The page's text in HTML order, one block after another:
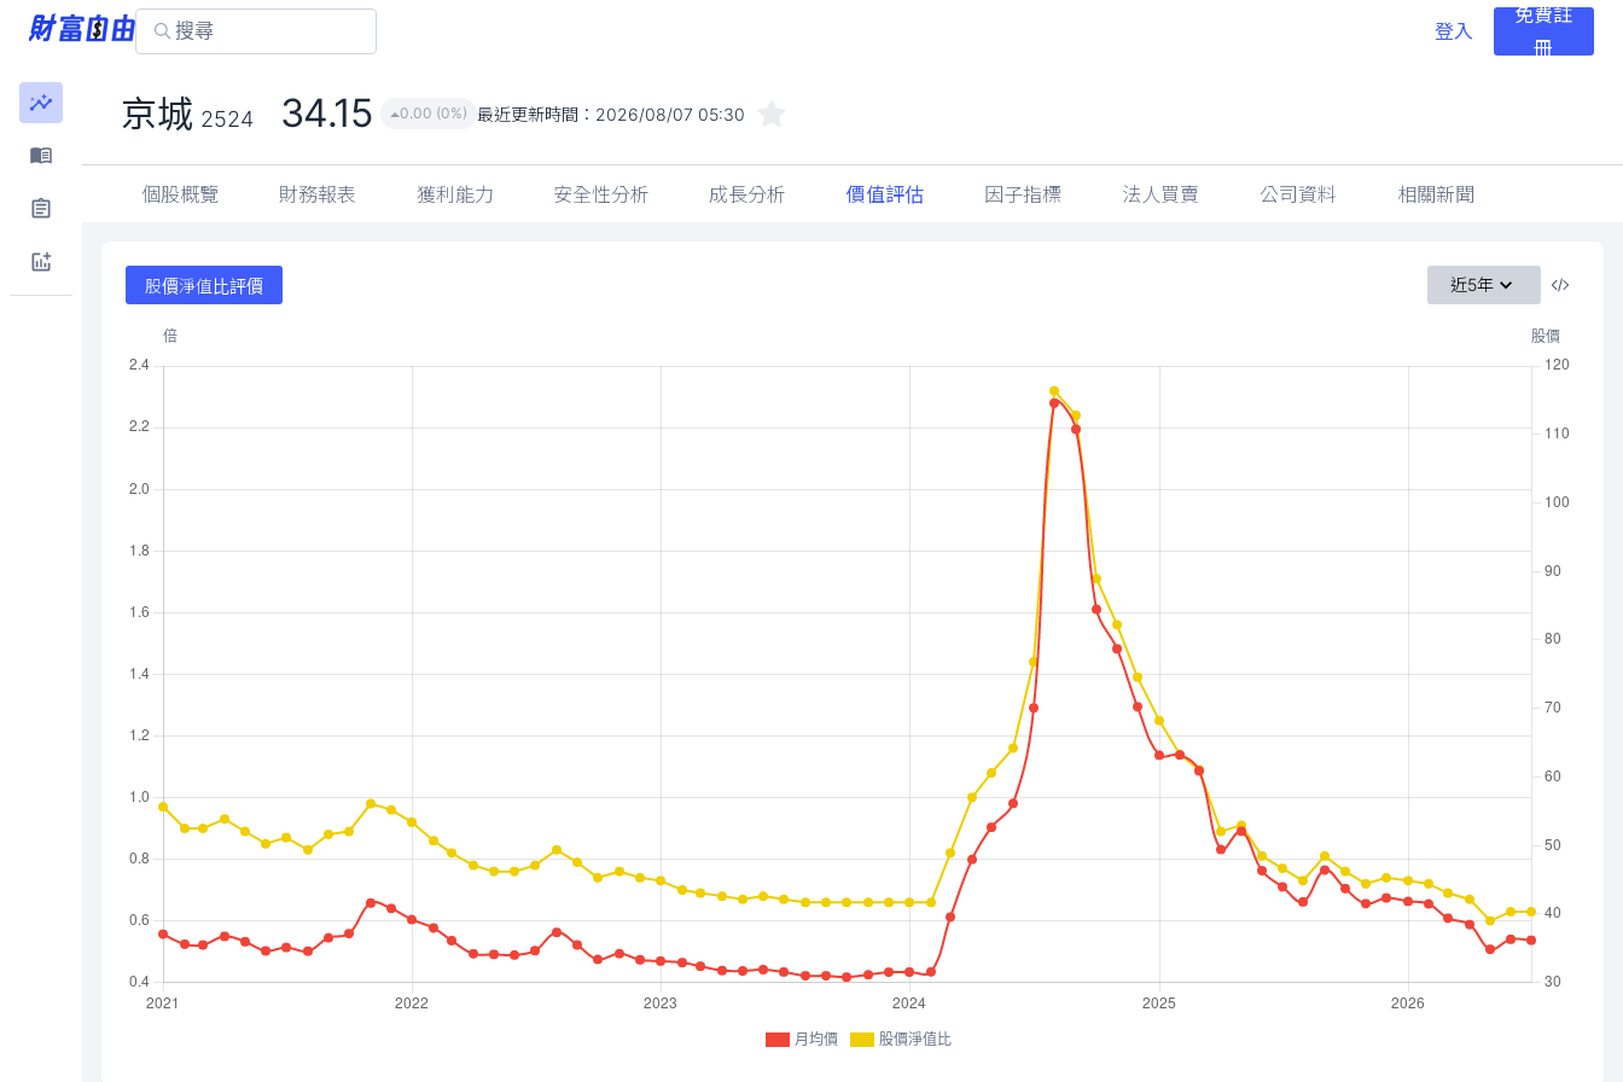
登入
免費註
冊
京城 2524 34.15 0.00 (0%) 最近更新時間： 2026/08/07 05:30
個股概覽 財務報表 獲利能力 安全性分析 成長分析 價值評估 因子指標 法人買賣 公司資料 相關新聞
股價淨值比評價 近5年
月均價 股價淨值比